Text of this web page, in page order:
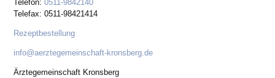
Telefon: 0511-9842140
Telefax: 0511-98421414
Rezeptbestellung
info@aerztegemeinschaft-kronsberg.de
Ärztegemeinschaft Kronsberg